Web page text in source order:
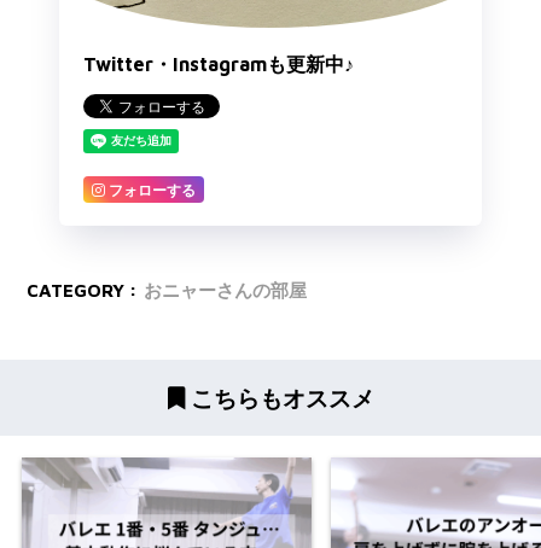
Twitter・Instagramも更新中♪
フォローする
CATEGORY : おニャーさんの部屋
こちらもオススメ